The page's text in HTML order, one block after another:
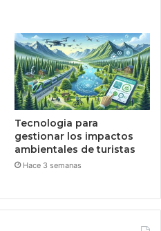
Tecnologia para
gestionar los impactos
ambientales de turistas
Hace 3 semanas